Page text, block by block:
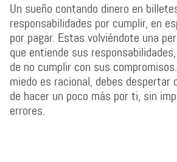
Un sueño contando dinero en
responsabilidades por cumplir, en
por pagar. Estas volviéndote una
que entiende sus
de no cumplir con sus
miedo es racional, debes despertar
de hacer un poco más por ti, sin
errores.